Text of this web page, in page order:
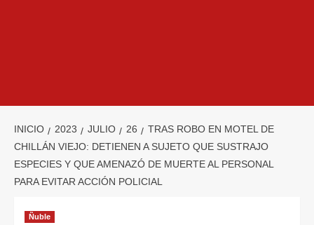
INICIO 2023 JULIO 26
TRAS ROBO EN MOTEL DE
CHILLÁN VIEJO: DETIENEN A SUJETO QUE SUSTRAJO
ESPECIES Y QUE AMENAZÓ DE MUERTE AL PERSONAL
PARA EVITAR ACCIÓN POLICIAL
Ñuble